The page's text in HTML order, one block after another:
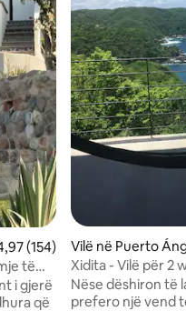
mesatar 4,97 nga 5,
(154)
të
i gjerë
që
Vilë në Puerto
Xidita - Vilë për 2
spektakolare
Nëse dëshiron të
prefero një vend